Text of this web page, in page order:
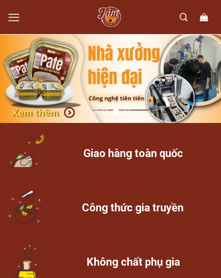
content
Giao hàng toàn quốc
Công thức gia truyền
Không chất phụ gia